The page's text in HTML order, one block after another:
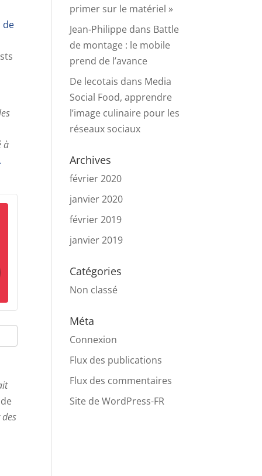
de
à
primer sur le matériel »
Jean-Philippe dans Battle
de montage : le mobile
prend de l’avance
De lecotais dans Media
Social Food, apprendre
l’image culinaire pour les
réseaux sociaux
Archives
février 2020
janvier 2020
février 2019
janvier 2019
Catégories
Non classé
Méta
Connexion
Flux des publications
Flux des commentaires
Site de WordPress-FR